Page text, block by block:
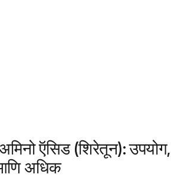
ऍसिड (शिरेतून): उपयोग,
अधिक